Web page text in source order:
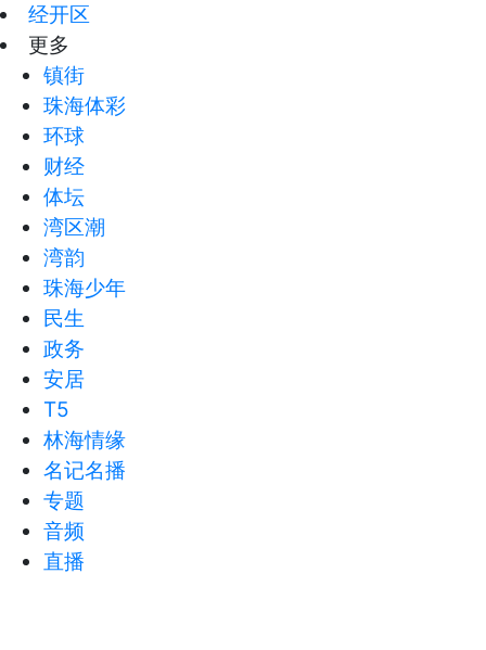
经开区
更多
镇街
珠海体彩
环球
财经
体坛
湾区潮
湾韵
珠海少年
民生
政务
安居
T5
林海情缘
名记名播
专题
音频
直播